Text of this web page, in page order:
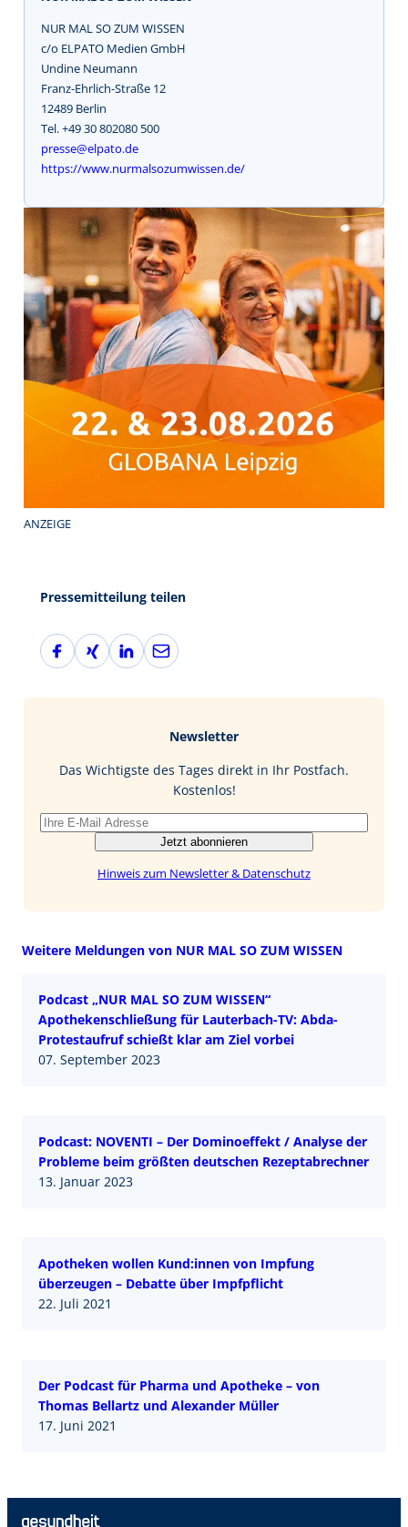
NUR MAL SO ZUM WISSEN
c/o ELPATO Medien GmbH
Undine Neumann
Franz-Ehrlich-Straße 12
12489 Berlin
Tel. +49 30 802080 500
presse@elpato.de
https://www.nurmalsozumwissen.de/
ANZEIGE
Pressemitteilung teilen
F
a
X
i
L
i
I
E
-
Newsletter
Das Wichtigste des Tages direkt in Ihr Postfach.
Kostenlos!
Jetzt abonnieren
Hinweis zum Newsletter & Datenschutz
Weitere Meldungen von NUR MAL SO ZUM WISSEN
Podcast „NUR MAL SO ZUM WISSEN“
Apothekenschließung für Lauterbach-TV: Abda-
Protestaufruf schießt klar am Ziel vorbei
07. September 2023
Podcast: NOVENTI – Der Dominoeffekt / Analyse der
Probleme beim größten deutschen Rezeptabrechner
13. Januar 2023
Apotheken wollen Kund:innen von Impfung
überzeugen – Debatte über Impfpflicht
22. Juli 2021
Der Podcast für Pharma und Apotheke – von
Thomas Bellartz und Alexander Mül­ler
17. Juni 2021